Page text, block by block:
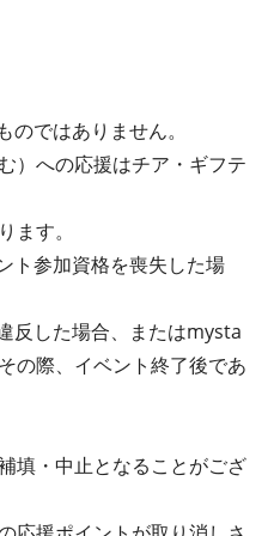
ではありません。
）への応援はチア・ギフテ
す。
ト参加資格を喪失した場
反した場合、またはmysta
の際、イベント終了後であ
填・中止となることがござ